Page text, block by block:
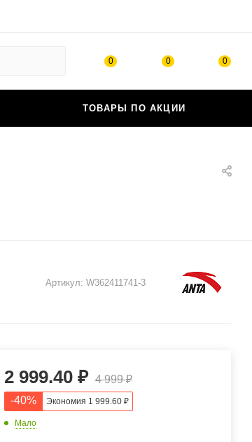
0 0 0
ТОВАРЫ ПО АКЦИИ
Артикул: W362411741-3
2 999.40₽ 4 999₽
-40% Экономия 1 999.60₽
Мало